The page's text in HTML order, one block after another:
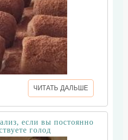
ЧИТАТЬ ДАЛЬШЕ
если вы постоянно
голод